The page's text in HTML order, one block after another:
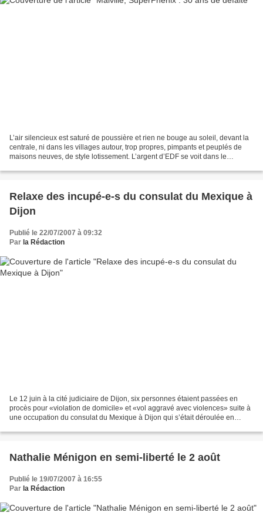
L’air silencieux est saturé de poussière et rien ne bouge au soleil, devant la
centrale, ni dans les villages autour, trop propres, pimpants et peuplés de
maisons neuves, de style lotissement. L’argent d’EDF se voit dans le
Relaxe des incupé-e-s du consulat du Mexique à
Dijon
Publié le 22/07/2007 à 09:32
Par la Rédaction
Le 12 juin à la cité judiciaire de Dijon, six personnes étaient passées en
procès pour «violation de domicile» et «vol aggravé avec violences» suite à
une occupation du consulat du Mexique à Dijon qui s’était déroulée en
Nathalie Ménigon en semi-liberté le 2 août
Publié le 19/07/2007 à 16:55
Par la Rédaction